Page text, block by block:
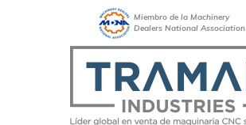
Miembro de la Machinery
Dealers National Association